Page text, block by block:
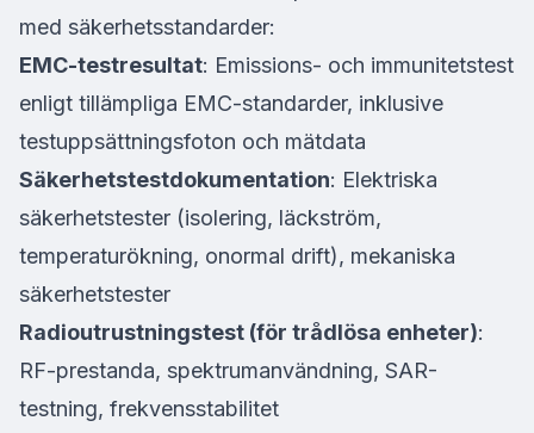
med säkerhetsstandarder:
EMC-testresultat: Emissions- och immunitetstest
enligt tillämpliga EMC-standarder, inklusive
testuppsättningsfoton och mätdata
Säkerhetstestdokumentation: Elektriska
säkerhetstester (isolering, läckström,
temperaturökning, onormal drift), mekaniska
säkerhetstester
Radioutrustningstest (för trådlösa enheter):
RF-prestanda, spektrumanvändning, SAR-
testning, frekvensstabilitet